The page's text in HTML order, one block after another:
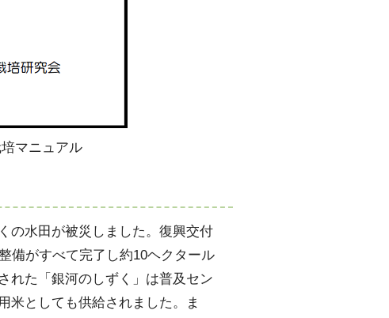
マニュアル
の水田が被災しました。復興交付
備がすべて完了し約10ヘクタール
れた「銀河のしずく」は普及セン
米としても供給されました。ま